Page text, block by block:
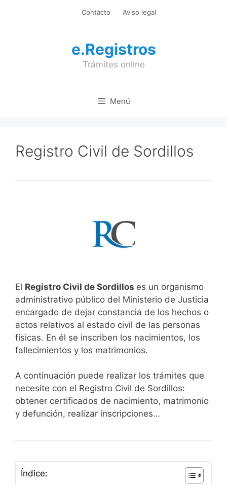
Contacto Aviso legal
e.Registros
Trámites online
Menú
Registro Civil de Sordillos
El Registro Civil de Sordillos es un organismo
administrativo público del Ministerio de Justicia
encargado de dejar constancia de los hechos o
actos relativos al estado civil de las personas
físicas. En él se inscriben los nacimientos, los
fallecimientos y los matrimonios.
A continuación puede realizar los trámites que
necesite con el Registro Civil de Sordillos:
obtener certificados de nacimiento, matrimonio
y defunción, realizar inscripciones…
Índice: